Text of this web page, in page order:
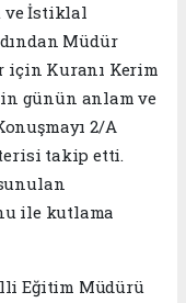
ve İstiklal
Müdür
için Kuranı Kerim
günün anlam ve
2/A
takip etti.
ile kutlama
Eğitim Müdürü